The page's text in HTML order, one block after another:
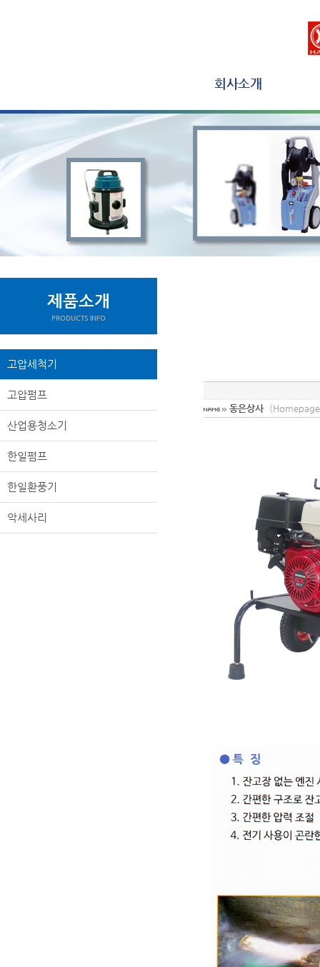
회사소개
제품소개
PRODUCTS INFO
고압세척기
고압펌프
산업용청소기
한일펌프
한일환풍기
악세사리
동은상사